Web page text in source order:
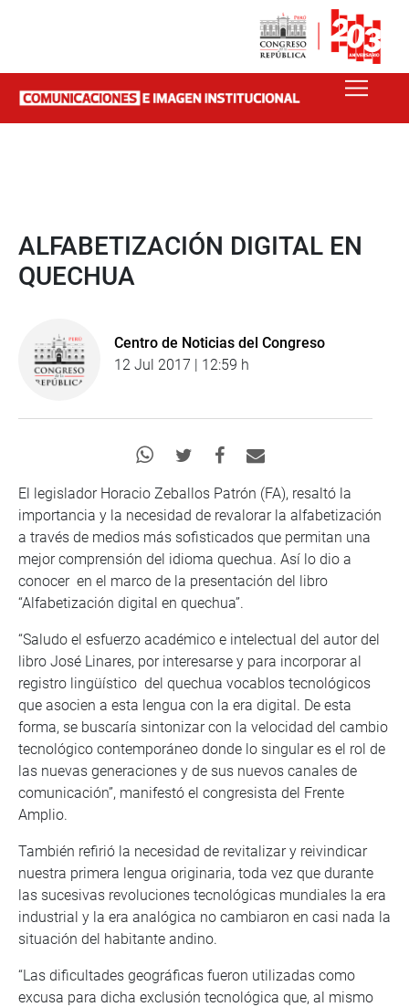
ALFABETIZACIÓN DIGITAL EN
QUECHUA
Centro de Noticias del Congreso
12 Jul 2017 | 12:59 h
El legislador Horacio Zeballos Patrón (FA), resaltó la
importancia y la necesidad de revalorar la alfabetización
a través de medios más sofisticados que permitan una
mejor comprensión del idioma quechua. Así lo dio a
conocer en el marco de la presentación del libro
“Alfabetización digital en quechua”.
“Saludo el esfuerzo académico e intelectual del autor del
libro José Linares, por interesarse y para incorporar al
registro lingüístico del quechua vocablos tecnológicos
que asocien a esta lengua con la era digital. De esta
forma, se buscaría sintonizar con la velocidad del cambio
tecnológico contemporáneo donde lo singular es el rol de
las nuevas generaciones y de sus nuevos canales de
comunicación”, manifestó el congresista del Frente
Amplio.
También refirió la necesidad de revitalizar y reivindicar
nuestra primera lengua originaria, toda vez que durante
las sucesivas revoluciones tecnológicas mundiales la era
industrial y la era analógica no cambiaron en casi nada la
situación del habitante andino.
“Las dificultades geográficas fueron utilizadas como
excusa para dicha exclusión tecnológica que, al mismo